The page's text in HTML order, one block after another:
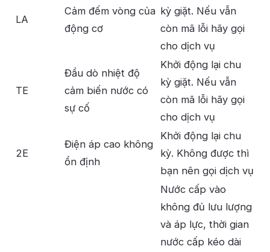
LA
Cảm đếm vòng của
động cơ
kỳ giặt. Nếu vẫn
còn mã lỗi hãy gọi
cho dịch vụ
TE
Đầu dò nhiệt độ
cảm biến nước có
sự cố
Khởi động lại chu
kỳ giặt. Nếu vẫn
còn mã lỗi hãy gọi
cho dịch vụ
2E
Điện áp cao không
ổn định
Khởi động lại chu
kỳ. Không được thì
bạn nên gọi dịch vụ
Nước cấp vào
không đủ lưu lượng
và áp lực, thời gian
nước cấp kéo dài